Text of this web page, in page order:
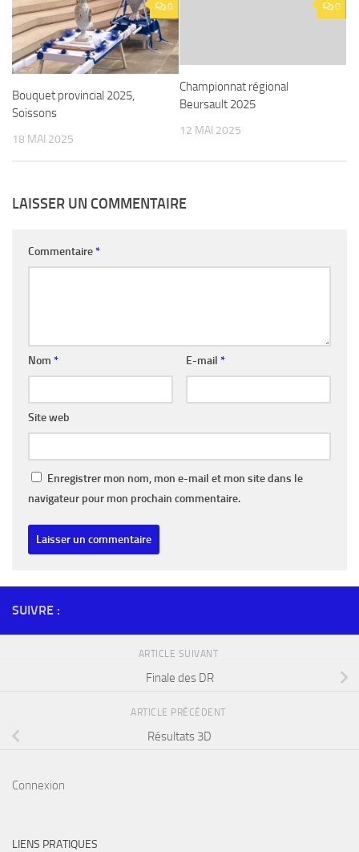
0
Bouquet provincial 2025,
Soissons
18 MAI 2025
0
Championnat régional
Beursault 2025
12 MAI 2025
LAISSER UN COMMENTAIRE
Commentaire*
Nom * E-mail *
Site web
Enregistrer mon nom, mon e-mail et mon site dans le
navigateur pour mon prochain commentaire.
SUIVRE :
ARTICLE SUIVANT
Finale des DR
ARTICLE PRÉCÉDENT
Résultats 3D
Connexion
LIENS PRATIQUES